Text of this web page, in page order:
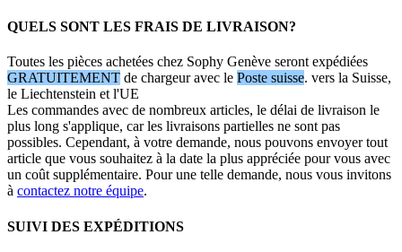
QUELS SONT LES FRAIS DE LIVRAISON?
Toutes les pièces achetées chez Sophy Genève seront expédiées
GRATUITEMENT de chargeur avec le Poste suisse. vers la Suisse,
le Liechtenstein et l'UE
Les commandes avec de nombreux articles, le délai de livraison le
plus long s'applique, car les livraisons partielles ne sont pas
possibles. Cependant, à votre demande, nous pouvons envoyer tout
article que vous souhaitez à la date la plus appréciée pour vous avec
un coût supplémentaire. Pour une telle demande, nous vous invitons
à contactez notre équipe.
SUIVI DES EXPÉDITIONS